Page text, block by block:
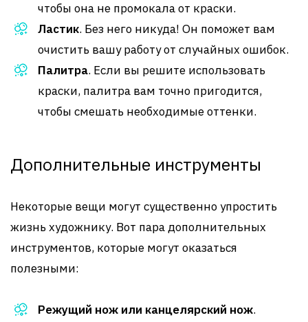
чтобы она не промокала от краски.
Ластик. Без него никуда! Он поможет вам
очистить вашу работу от случайных ошибок.
Палитра. Если вы решите использовать
краски, палитра вам точно пригодится,
чтобы смешать необходимые оттенки.
Дополнительные инструменты
Некоторые вещи могут существенно упростить
жизнь художнику. Вот пара дополнительных
инструментов, которые могут оказаться
полезными:
Режущий нож или канцелярский нож.